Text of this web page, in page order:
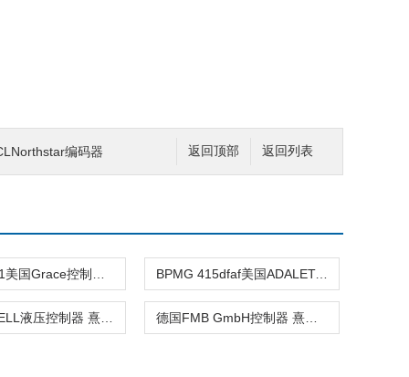
返回列表
返回顶部
编码器
BPMG 415dfaf美国ADALET-PLM控制器 熹光发布